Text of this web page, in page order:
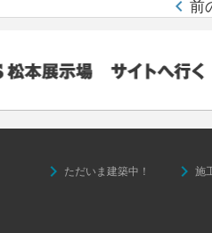
keyboard_arrow_left 前
keyboard_arrow_right ただいま建築中！ keyboard_arrow_right 施